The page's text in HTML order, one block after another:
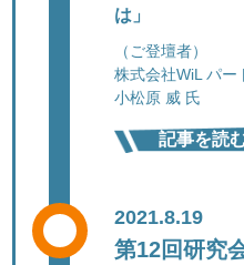
は」
（ご登壇者）
株式会社WiL パー
小松原 威 氏
記事を
2021.8.19
第12回研究